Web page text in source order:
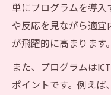
単にプログラムを導
や反応を見ながら適
が飛躍的に高まります。
また、プログラムは
ポイントです。例えば